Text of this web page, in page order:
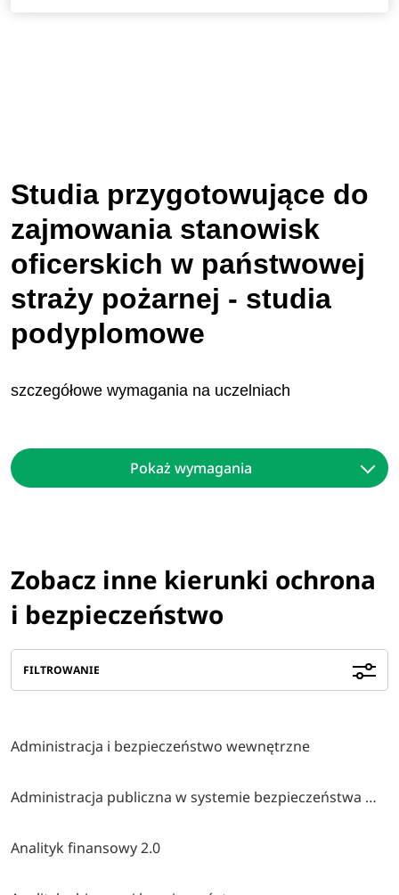
Studia przygotowujące do
zajmowania stanowisk
oficerskich w państwowej
straży pożarnej - studia
podyplomowe
szczegółowe wymagania na uczelniach
Pokaż wymagania
Zobacz inne kierunki ochrona
i bezpieczeństwo
FILTROWANIE
Administracja i bezpieczeństwo wewnętrzne
Administracja publiczna w systemie bezpieczeństwa wewnętrznego
Analityk finansowy 2.0